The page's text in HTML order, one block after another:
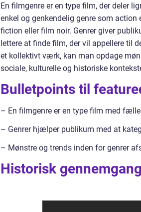
En filmgenre er en type film, der deler
enkel og genkendelig genre som
fiction eller film noir. Genrer giver
lettere at finde film, der vil appellere til
et kollektivt værk, kan man opdage
sociale, kulturelle og historiske
Bulletpoints til
– En filmgenre er en type film med
– Genrer hjælper publikum med at
– Mønstre og trends inden for genrer
Historisk